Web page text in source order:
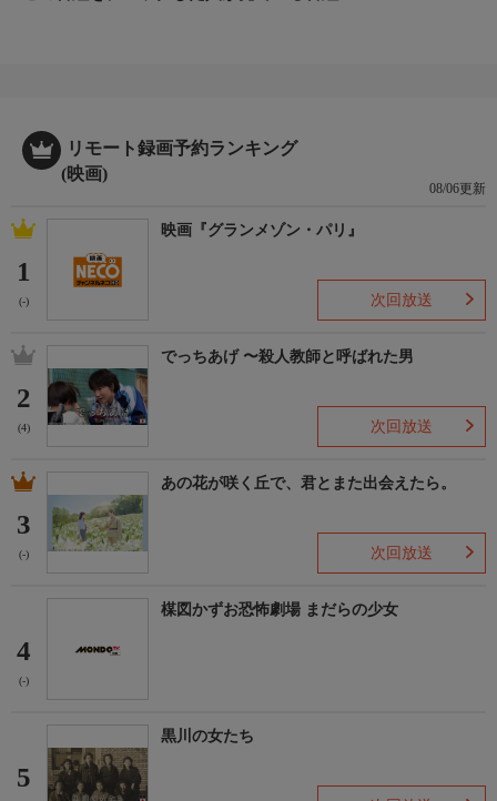
リモート録画予約ランキング
(映画)
08/06更新
1
(-)
映画『グランメゾン・パリ』
次回放送
2
(4)
でっちあげ 〜殺人教師と呼ばれた男
次回放送
3
(-)
あの花が咲く丘で、君とまた出会えたら。
次回放送
4
(-)
楳図かずお恐怖劇場 まだらの少女
5
黒川の女たち